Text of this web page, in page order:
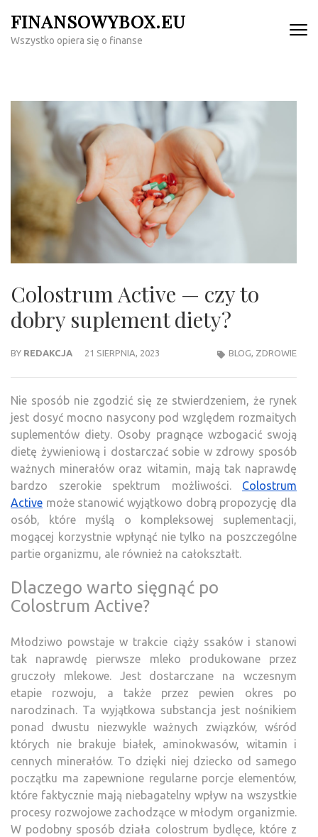
content
FINANSOWYBOX.EU
Wszystko opiera się o finanse
Colostrum Active — czy to
dobry suplement diety?
BY REDAKCJA 21 SIERPNIA, 2023 BLOG, ZDROWIE
Nie sposób nie zgodzić się ze stwierdzeniem, że rynek
jest dosyć mocno nasycony pod względem rozmaitych
suplementów diety. Osoby pragnące wzbogacić swoją
dietę żywieniową i dostarczać sobie w zdrowy sposób
ważnych minerałów oraz witamin, mają tak naprawdę
bardzo szerokie spektrum możliwości. Colostrum
Active może stanowić wyjątkowo dobrą propozycję dla
osób, które myślą o kompleksowej suplementacji,
mogącej korzystnie wpłynąć nie tylko na poszczególne
partie organizmu, ale również na całokształt.
Dlaczego warto sięgnąć po
Colostrum Active?
Młodziwo powstaje w trakcie ciąży ssaków i stanowi
tak naprawdę pierwsze mleko produkowane przez
gruczoły mlekowe. Jest dostarczane na wczesnym
etapie rozwoju, a także przez pewien okres po
narodzinach. Ta wyjątkowa substancja jest nośnikiem
ponad dwustu niezwykle ważnych związków, wśród
których nie brakuje białek, aminokwasów, witamin i
cennych minerałów. To dzięki niej dziecko od samego
początku ma zapewnione regularne porcje elementów,
które faktycznie mają niebagatelny wpływ na wszystkie
procesy rozwojowe zachodzące w młodym organizmie.
W podobny sposób działa colostrum bydlęce, które z